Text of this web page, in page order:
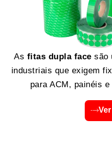
As fitas dupla face são
industriais que exigem
para ACM, painéis